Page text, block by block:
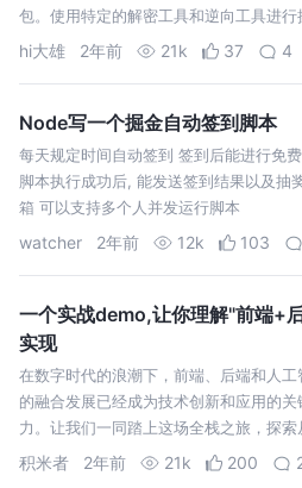
包。使用特定的解密工具和逆向工具进行
密后，安装依赖项并使用node和unveril
hi大雄 2年前 21k 37 4
Node写一个掘金自动签到脚本
每天规定时间自动签到 签到后能进行免
脚本执行成功后, 能发送签到结果以及抽
箱 可以支持多个人并发运行脚本
watcher 2年前 12k 103
一个实战demo,让你理解"前端+
实现
在数字时代的浪潮下，前端、后端和人工
的融合发展已经成为技术创新和应用的关
力。让我们一同踏上这场全栈之旅，探索
向后端和AI的无限可能
积米者 2年前 21k 200